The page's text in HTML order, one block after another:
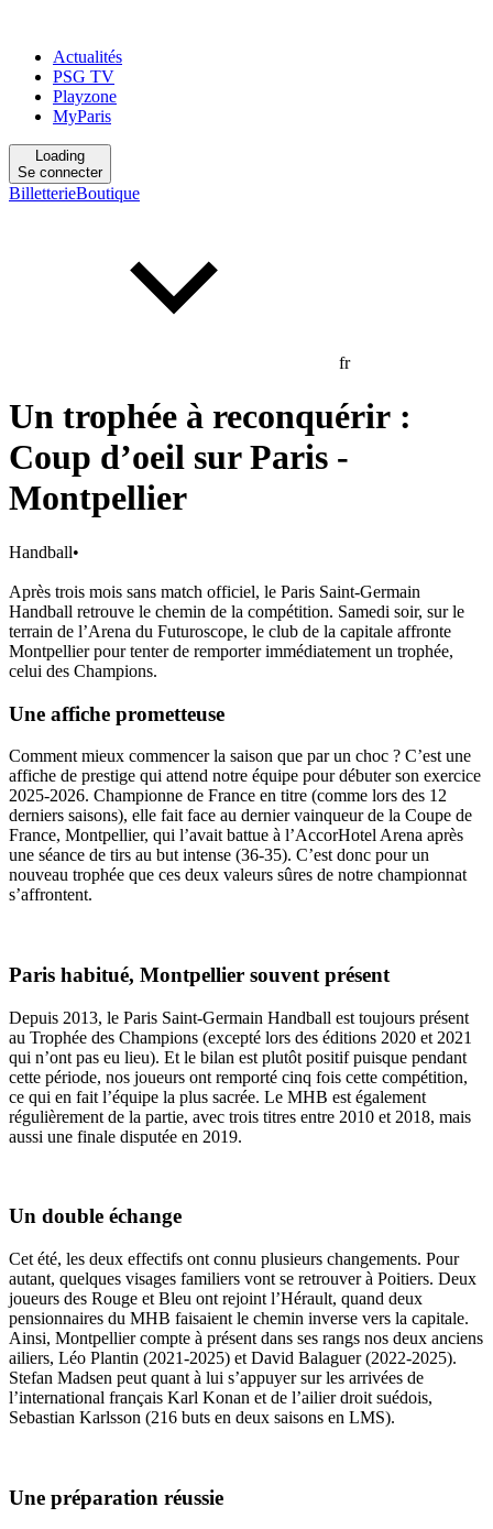
Actualités
PSG TV
Playzone
MyParis
Loading
Se connecter
BilletterieBoutique
fr
Un trophée à reconquérir :
Coup d’oeil sur Paris -
Montpellier
Handball•
Après trois mois sans match officiel, le Paris Saint-Germain
Handball retrouve le chemin de la compétition. Samedi soir, sur le
terrain de l’Arena du Futuroscope, le club de la capitale affronte
Montpellier pour tenter de remporter immédiatement un trophée,
celui des Champions.
Une affiche prometteuse
Comment mieux commencer la saison que par un choc ? C’est une
affiche de prestige qui attend notre équipe pour débuter son exercice
2025-2026. Championne de France en titre (comme lors des 12
derniers saisons), elle fait face au dernier vainqueur de la Coupe de
France, Montpellier, qui l’avait battue à l’AccorHotel Arena après
une séance de tirs au but intense (36-35). C’est donc pour un
nouveau trophée que ces deux valeurs sûres de notre championnat
s’affrontent.
Paris habitué, Montpellier souvent présent
Depuis 2013, le Paris Saint-Germain Handball est toujours présent
au Trophée des Champions (excepté lors des éditions 2020 et 2021
qui n’ont pas eu lieu). Et le bilan est plutôt positif puisque pendant
cette période, nos joueurs ont remporté cinq fois cette compétition,
ce qui en fait l’équipe la plus sacrée. Le MHB est également
régulièrement de la partie, avec trois titres entre 2010 et 2018, mais
aussi une finale disputée en 2019.
Un double échange
Cet été, les deux effectifs ont connu plusieurs changements. Pour
autant, quelques visages familiers vont se retrouver à Poitiers. Deux
joueurs des Rouge et Bleu ont rejoint l’Hérault, quand deux
pensionnaires du MHB faisaient le chemin inverse vers la capitale.
Ainsi, Montpellier compte à présent dans ses rangs nos deux anciens
ailiers, Léo Plantin (2021-2025) et David Balaguer (2022-2025).
Stefan Madsen peut quant à lui s’appuyer sur les arrivées de
l’international français Karl Konan et de l’ailier droit suédois,
Sebastian Karlsson (216 buts en deux saisons en LMS).
Une préparation réussie